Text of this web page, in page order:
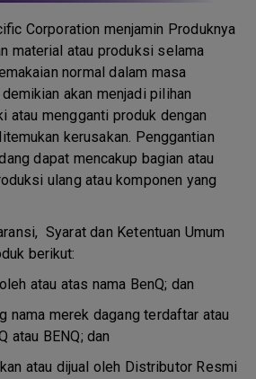
Corporation menjamin Produknya
material atau produksi selama
normal dalam masa
akan menjadi pilihan
atau mengganti produk dengan
kerusakan. Penggantian
dapat mencakup bagian atau
ulang atau komponen yang
Syarat dan Ketentuan Umum
berikut:
atau atas nama BenQ; dan
nama merek dagang terdaftar atau
atau BENQ; dan
atau dijual oleh Distributor Resmi